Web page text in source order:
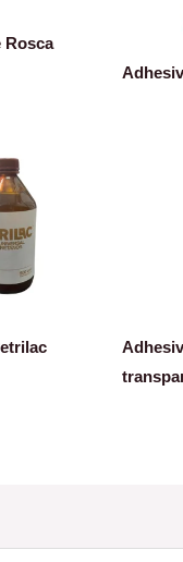
Rosca